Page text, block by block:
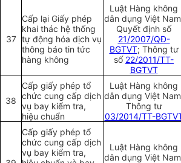
37
Cấp lại Giấy phép
khai thác hệ thống
tự động hóa dịch vụ
thông báo tin tức
hàng không
Luật Hàng không
dân dụng Việt
Quyết định số
21/2007/QĐ-
BGTVT; Thông tư
số 22/2011/TT-
BGTVT
38
Cấp giấy phép tổ
chức cung cấp dịch
vụ bay kiểm tra,
hiệu chuẩn
Luật Hàng không
dân dụng Việt
Thông tư
03/2014/TT-
Cấp giấy phép tổ
chức cung cấp dịch
vụ bay kiểm tra,
Luật Hàng không
dân dụng Việt